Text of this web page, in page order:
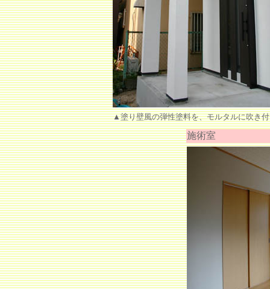
▲塗り壁風の弾性塗料を、モルタルに吹き
施術室